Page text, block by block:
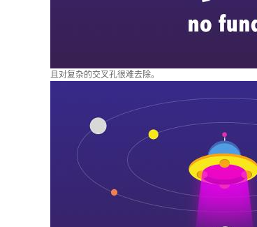
且对复杂的交叉孔很难去除。